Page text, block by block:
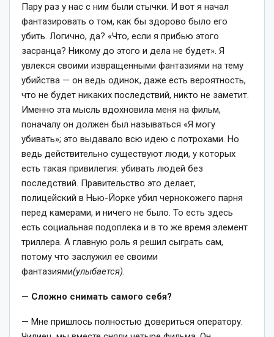
Пару раз у нас с ним были стычки. И вот я начал
фантазировать о том, как бы здорово было его
убить. Логично, да? «Что, если я прибью этого
засранца? Никому до этого и дела не будет». Я
увлекся своими извращенными фантазиями на тему
убийства — он ведь одинок, даже есть вероятность,
что не будет никаких последствий, никто не заметит.
Именно эта мысль вдохновила меня на фильм,
поначалу он должен был называться «Я могу
убивать»; это выдавало всю идею с потрохами. Но
ведь действительно существуют люди, у которых
есть такая привилегия: убивать людей без
последствий. Правительство это делает,
полицейский в Нью-Йорке убил чернокожего парня
перед камерами, и ничего не было. То есть здесь
есть социальная подоплека и в то же время элемент
триллера. А главную роль я решил сыграть сам,
потому что заслужил ее своими
фантазиями(улыбается).
— Сложно снимать самого себя?
— Мне пришлось полностью довериться оператору.